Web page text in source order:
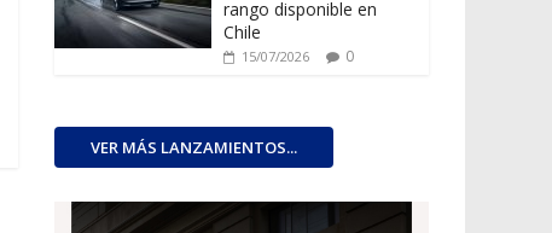
rango disponible en
Chile
15/07/2026 0
VER MÁS LANZAMIENTOS...